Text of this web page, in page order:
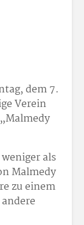
dem 7.
Verein
als
Malmedy
zu einem